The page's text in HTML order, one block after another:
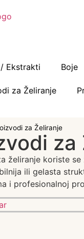
Ekstrakti Boje
za Želiranje
za Želiranje
za
želiranje koriste
ili gelasta
i profesionalnoj